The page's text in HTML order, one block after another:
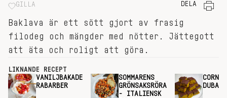
GILLA DELA
Baklava är ett sött gjort av frasig
filodeg och mängder med nötter. Jättegott
att äta och roligt att göra.
LIKNANDE RECEPT
VANILJBAKADE
RABARBER
SOMMARENS
GRÖNSAKSRÖRA
- ITALIENSK
DUBAI-